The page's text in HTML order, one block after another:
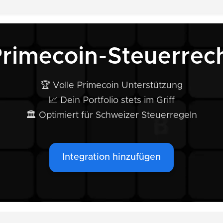
🏆 Volle Primecoin Unterstützung
📈 Dein Portfolio stets im Griff
🏛️ Optimiert für Schweizer Steuerregeln
Integration hinzufügen